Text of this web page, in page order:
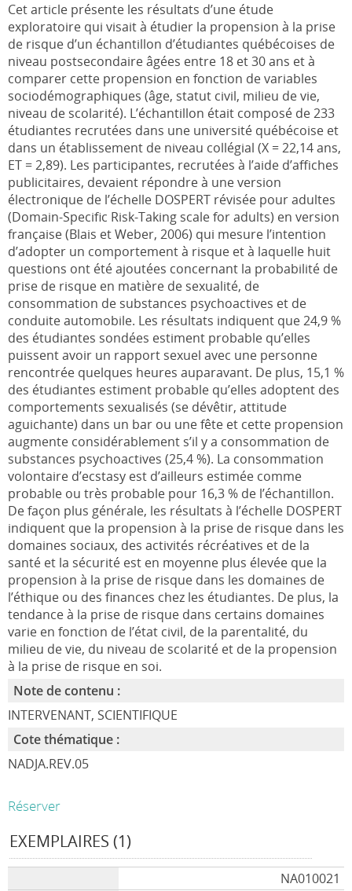
Cet article présente les résultats d’une étude
exploratoire qui visait à étudier la propension à la prise
de risque d’un échantillon d’étudiantes québécoises de
niveau postsecondaire âgées entre 18 et 30 ans et à
comparer cette propension en fonction de variables
sociodémographiques (âge, statut civil, milieu de vie,
niveau de scolarité). L’échantillon était composé de 233
étudiantes recrutées dans une université québécoise et
dans un établissement de niveau collégial (X = 22,14 ans,
ET = 2,89). Les participantes, recrutées à l’aide d’affiches
publicitaires, devaient répondre à une version
électronique de l’échelle DOSPERT révisée pour adultes
(Domain-Specific Risk-Taking scale for adults) en version
française (Blais et Weber, 2006) qui mesure l’intention
d’adopter un comportement à risque et à laquelle huit
questions ont été ajoutées concernant la probabilité de
prise de risque en matière de sexualité, de
consommation de substances psychoactives et de
conduite automobile. Les résultats indiquent que 24,9 %
des étudiantes sondées estiment probable qu’elles
puissent avoir un rapport sexuel avec une personne
rencontrée quelques heures auparavant. De plus, 15,1 %
des étudiantes estiment probable qu’elles adoptent des
comportements sexualisés (se dévêtir, attitude
aguichante) dans un bar ou une fête et cette propension
augmente considérablement s’il y a consommation de
substances psychoactives (25,4 %). La consommation
volontaire d’ecstasy est d’ailleurs estimée comme
probable ou très probable pour 16,3 % de l’échantillon.
De façon plus générale, les résultats à l’échelle DOSPERT
indiquent que la propension à la prise de risque dans les
domaines sociaux, des activités récréatives et de la
santé et la sécurité est en moyenne plus élevée que la
propension à la prise de risque dans les domaines de
l’éthique ou des finances chez les étudiantes. De plus, la
tendance à la prise de risque dans certains domaines
varie en fonction de l’état civil, de la parentalité, du
milieu de vie, du niveau de scolarité et de la propension
à la prise de risque en soi.
Note de contenu :
INTERVENANT, SCIENTIFIQUE
Cote thématique :
NADJA.REV.05
Réserver
EXEMPLAIRES (1)
NA010021